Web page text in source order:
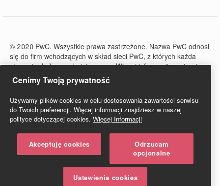
© 2020 PwC. Wszystkie prawa zastrzeżone. Nazwa PwC odnosi
się do firm wchodzących w skład sieci PwC, z których każda
stanowi odrębny podmiot prawny. Więcej informacji na stronie
www.pwc.com/structure.
PwC Studio - Prawo i Podatki jest zarejestrowanym tytułem
prasowym o numerze ISSN 2719-6151.
Cenimy Twoją prywatność
Używamy plików cookies w celu dostosowania zawartości serwisu
do Twoich preferencji. Więcej informacji znajdziesz w naszej
polityce dotyczącej cookies. Więcej Informacji
Akceptuję cookies
Odrzucam
opcjonalne
Ustawienia cookies